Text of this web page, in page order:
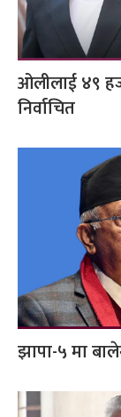
ओलीलाई ४९
निर्वाचित
झापा-५ मा